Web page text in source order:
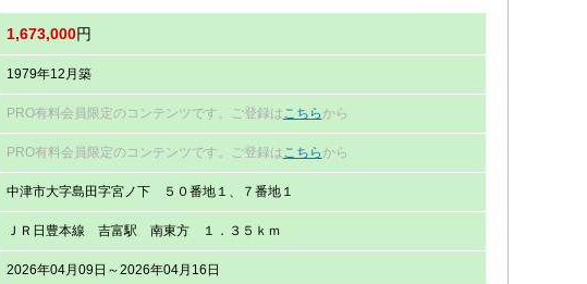
1,673,000円
1979年12月築
PRO有料会員限定のコンテンツです。ご登録はこちら から
PRO有料会員限定のコンテンツです。ご登録はこちら から
中津市大字島田字宮ノ下 ５０番地１、７番地１
ＪＲ日豊本線 吉富駅 南東方 １．３５ｋｍ
2026年04月09日～2026年04月16日